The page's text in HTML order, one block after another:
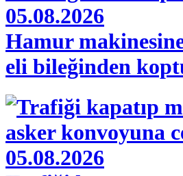
05.08.2026
Hamur
eli bileğinden
05.08.2026